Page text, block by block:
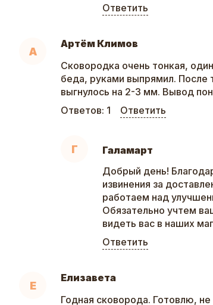
Ответить
А
Артём Климов
Сковородка очень тонкая,
беда, руками выпрямил. После
выгнулось на 2-3 мм. Вывод
Ответов: 1 Ответить
Г Галамарт
Добрый день!
извинения за
работаем над
Обязательно учтем
видеть вас в наших
Ответить
Е
Елизавета
Годная сковорода. Готовлю,